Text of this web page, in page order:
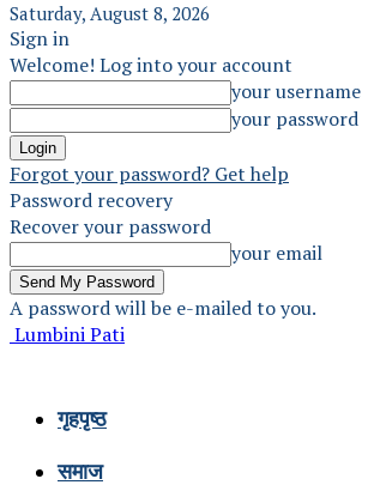
Saturday, August 8, 2026
Sign in
Welcome! Log into your account
your username
your password
Forgot your password? Get help
Password recovery
Recover your password
your email
A password will be e-mailed to you.
Lumbini Pati
गृहपृष्ठ
समाज